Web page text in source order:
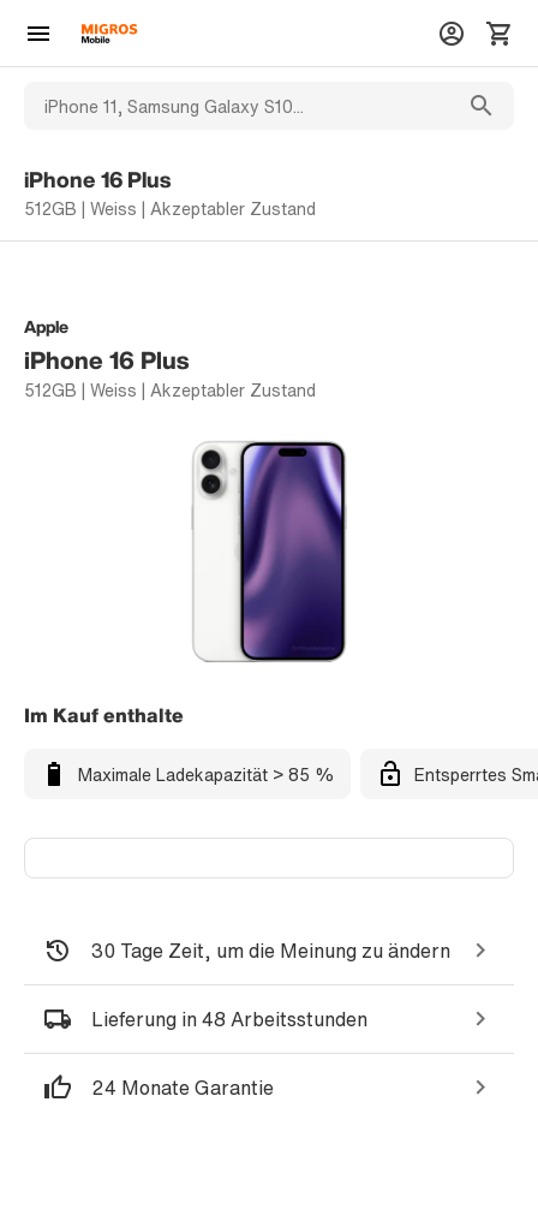
iPhone 16 Plus
512GB | Weiss | Akzeptabler Zustand
Apple
iPhone 16 Plus
512GB | Weiss | Akzeptabler Zustand
Im Kauf enthalte
Maximale Ladekapazität > 85 % Entsperrtes
30 Tage Zeit, um die Meinung zu ändern
Lieferung in 48 Arbeitsstunden
24 Monate Garantie